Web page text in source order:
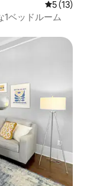
レビュー
5 (13)
1ベッドルーム